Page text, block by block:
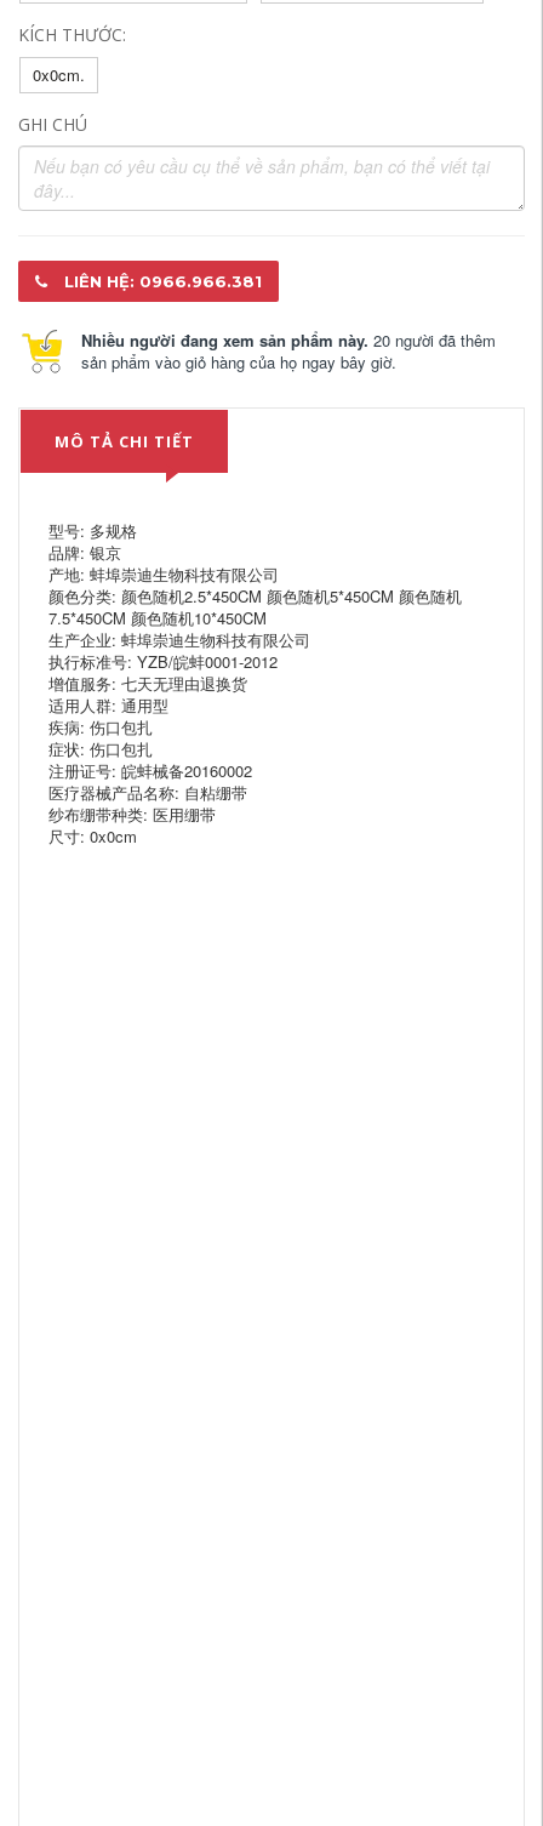
KÍCH THƯỚC:
0x0cm.
GHI CHÚ
LIÊN HỆ: 0966.966.381
Nhiều người đang xem sản phẩm này. 20 người đã thêm
sản phẩm vào giỏ hàng của họ ngay bây giờ.
MÔ TẢ CHI TIẾT
型号: 多规格
品牌: 银京
产地: 蚌埠崇迪生物科技有限公司
颜色分类: 颜色随机2.5*450CM 颜色随机5*450CM 颜色随机
7.5*450CM 颜色随机10*450CM
生产企业: 蚌埠崇迪生物科技有限公司
执行标准号: YZB/皖蚌0001-2012
增值服务: 七天无理由退换货
适用人群: 通用型
疾病: 伤口包扎
症状: 伤口包扎
注册证号: 皖蚌械备20160002
医疗器械产品名称: 自粘绷带
纱布绷带种类: 医用绷带
尺寸: 0x0cm